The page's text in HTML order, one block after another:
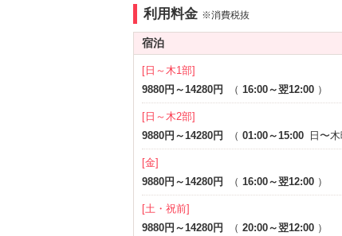
和室 ※一部
1名利用可
サービス
ルームサービス
利用料金 ※消費税抜
宿泊
[日～木1部]
9880円～14280円
（ 16:00～翌12:00 ）
[日～木2部]
9880円～14280円
（ 01:00～15:00 日〜
[金]
9880円～14280円
（ 16:00～翌12:00 ）
[土・祝前]
9880円～14280円
（ 20:00～翌12:00 ）